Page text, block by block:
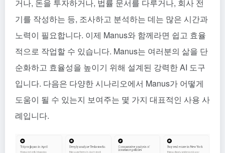
거나, 돈을 투자하거나, 법률 문서를 다루거나, 회사 전
기를 작성하는 등, 조사하고 분석하는 데는 많은 시간과
노력이 필요합니다. 이제 Manus와 함께라면 쉽고 효율
적으로 작업할 수 있습니다. Manus는 여러분의 삶을 단
순화하고 효율성을 높이기 위해 설계된 강력한 AI 도구
입니다. 다음은 다양한 시나리오에서 Manus가 어떻게
도움이 될 수 있는지 보여주는 몇 가지 대표적인 사용 사
례입니다.